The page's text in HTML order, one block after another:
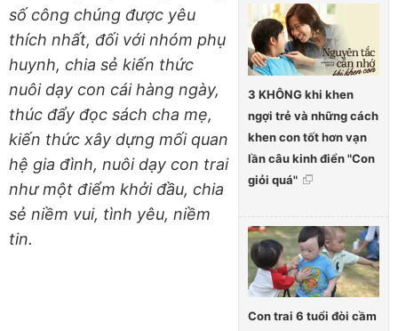
3 KHÔNG khi khen
ngợi trẻ và những cách
khen con tốt hơn vạn
lần câu kinh điển "Con
giỏi quá"
Con trai 6 tuổi đòi cầm
số công chúng được yêu
thích nhất, đối với nhóm phụ
huynh, chia sẻ kiến thức
nuôi dạy con cái hàng ngày,
thúc đẩy đọc sách cha mẹ,
kiến thức xây dựng mối quan
hệ gia đình, nuôi dạy con trai
như một điểm khởi đầu, chia
sẻ niềm vui, tình yêu, niềm
tin.